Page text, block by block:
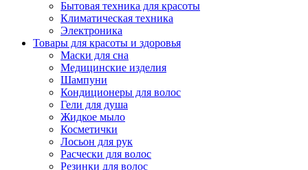
Бытовая техника для красоты
Климатическая техника
Электроника
Товары для красоты и здоровья
Маски для сна
Медицинские изделия
Шампуни
Кондиционеры для волос
Гели для душа
Жидкое мыло
Косметички
Лосьон для рук
Расчески для волос
Резинки для волос